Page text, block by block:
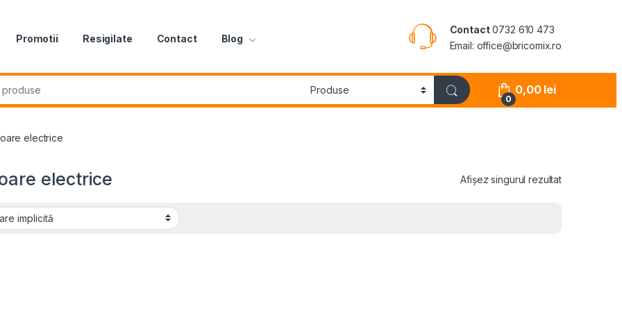
Promotii Resigilate Contact Blog
Contact0732 610 473
Email: office@bricomix.ro
0
0,00 lei
electrice
electrice Afișez singurul rezultat